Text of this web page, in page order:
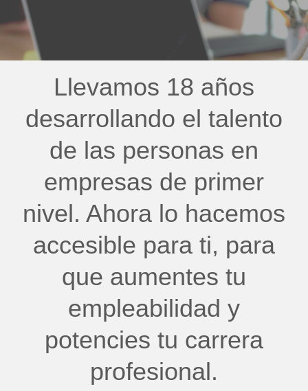
Llevamos 18 años
desarrollando el talento
de las personas en
empresas de primer
nivel. Ahora lo hacemos
accesible para ti, para
que aumentes tu
empleabilidad y
potencies tu carrera
profesional.